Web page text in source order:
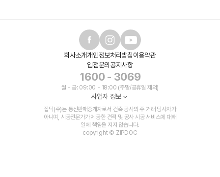
회사소개개인정보처리방침이용약관
입점문의 공지사항
1600 - 3069
월 - 금: 09:00 - 18:00 (주말/공휴일 제외)
사업자 정보
집닥(주)는 통신판매중개자로서 건축 공사의 주 거래 당사자가
아니며, 시공전문가가 제공한 견적 및 공사 시공 서비스에 대해
일체 책임을 지지 않습니다.
copyright © ZIPDOC